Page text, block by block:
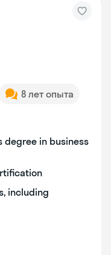
8 лет опыта
degree in business
including